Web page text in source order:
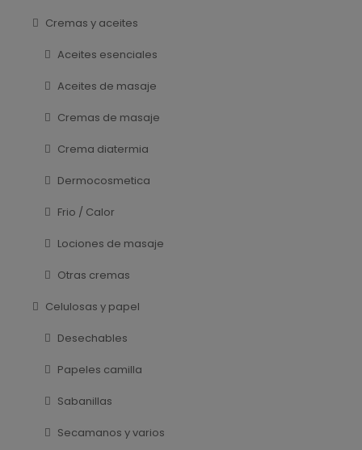
Cremas y aceites
Aceites esenciales
Aceites de masaje
Cremas de masaje
Crema diatermia
Dermocosmetica
Frio / Calor
Lociones de masaje
Otras cremas
Celulosas y papel
Desechables
Papeles camilla
Sabanillas
Secamanos y varios